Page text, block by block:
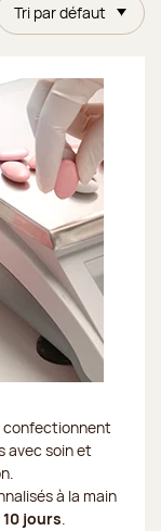
Tri par défaut
confectionnent
avec soin et
à la main
10 jours